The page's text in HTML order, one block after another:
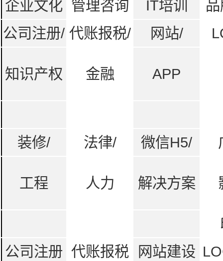
企业文化 管理咨询 IT培训
公司注册/ 代账报税/ 网站/
知识产权 金融 APP
装修/ 法律/ 微信H5/
工程 人力 解决方案
公司注册 代账报税 网站建设